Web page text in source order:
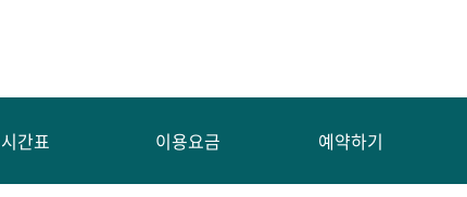
시간표 이용요금 예약하기